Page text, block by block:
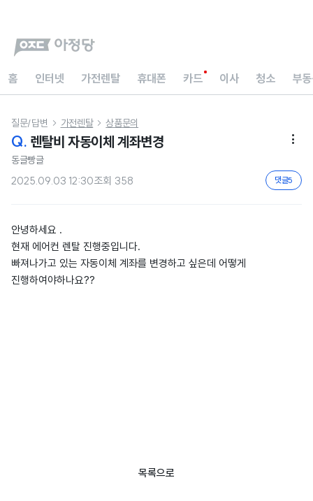
홈 인터넷 가전렌탈 휴대폰 카드 이사 청소 부
질문/답변  가전렌탈  상품문의
Q. 렌탈비 자동이체 계좌변경 
동글빵글
2025.09.03 12:30조회 358 댓글5
안녕하세요 .
현재 에어컨 렌탈 진행중입니다.
빠져나가고 있는 자동이체 계좌를 변경하고 싶은데 어떻게
진행하여야하나요??
목록으로